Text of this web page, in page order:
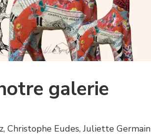
galerie
Christophe Eudes, Juliette Germain